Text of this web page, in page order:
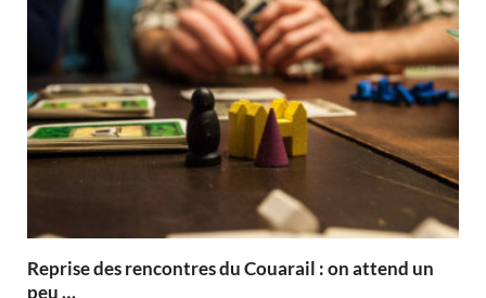
Reprise des rencontres du Couarail : on attend un
peu …